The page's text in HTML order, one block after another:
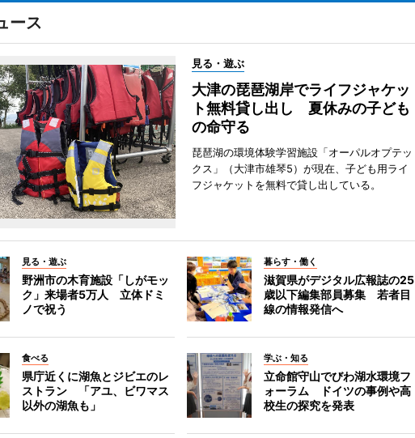
ース
見る・遊ぶ
大津の琵琶湖岸でライフジャケッ
ト無料貸し出し 夏休みの子ども
の命守る
琵琶湖の環境体験学習施設「オーパルオプテッ
クス」（大津市雄琴5）が現在、子ども用ライ
フジャケットを無料で貸し出している。
見る・遊ぶ
野洲市の木育施設「しがモッ
ク」来場者5万人 立体ドミ
ノで祝う
暮らす・働く
滋賀県がデジタル広報誌の25
歳以下編集部員募集 若者目
線の情報発信へ
食べる
県庁近くに湖魚とジビエのレ
ストラン 「アユ、ビワマス
以外の湖魚も」
学ぶ・知る
立命館守山でびわ湖水環境フ
ォーラム ドイツの事例や高
校生の探究を発表